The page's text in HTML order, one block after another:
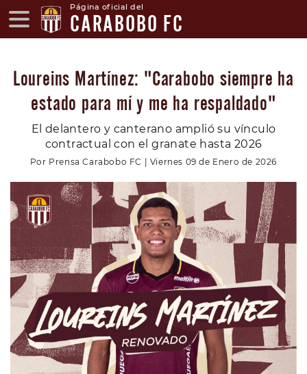
Página oficial del
CARABOBO FC
Loureins Martínez: "Carabobo siempre ha
estado para mí y me ha respaldado"
El delantero y canterano amplió su vínculo
contractual con el granate hasta 2026
Por Prensa Carabobo FC | Viernes 09 de Enero de 2026